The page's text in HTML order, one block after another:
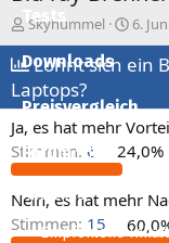
Tests
Downloads
Preisvergleich
Forum
Aktuelles
Empfohlene
E
r
s
e
e
r
Skyhummel
E
r
s
e
l
l
t
m
6.
Lohnt sich ein
Laptops?
Ja, es hat mehr
Stimmen: 6 24,0%
Nein, es hat mehr
Stimmen: 15